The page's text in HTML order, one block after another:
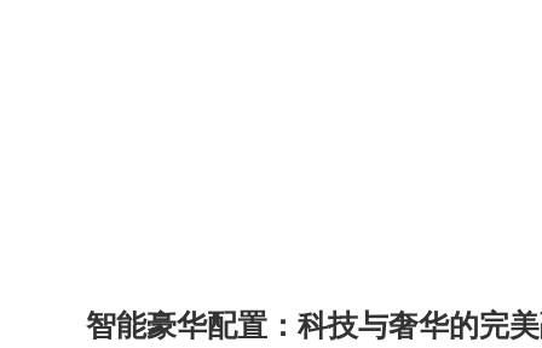
智能豪华配置：科技与奢华的完美